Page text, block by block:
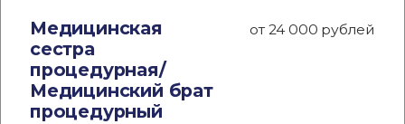
Медицинская
сестра
процедурная/
Медицинский брат
процедурный
от 24 000 рублей